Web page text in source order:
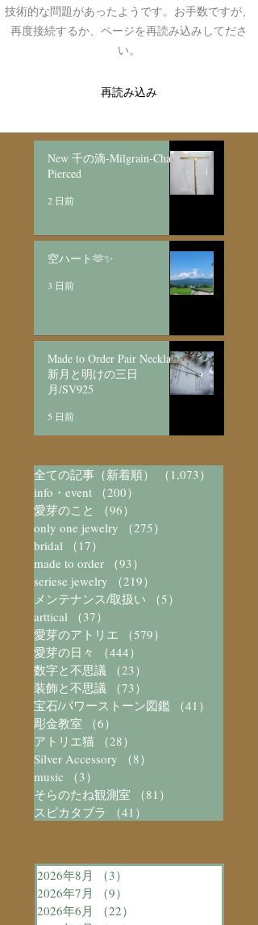
技術的な問題があったようです。お手数ですが、
再度接続するか、ページを再読み込みしてださ
い。
再読み込み
New 千の滴-Milgrain-Chain
Pierced
2 日前
空ハート🫶✨
3 日前
Made to Order Pair Necklace
新月と明けの三日
月/SV925
5 日前
全ての記事（新着順） （1,073）
info・event
（200）
愛芽のこと
（96）
only one jewelry
（275）
bridal
（17）
made to order
（93）
seriese jewelry
（219）
メンテナンス/取扱い
（5）
arttical
（37）
愛芽のアトリエ
（579）
愛芽の日々
（444）
数字と不思議
（23）
装飾と不思議
（73）
宝石/パワーストーン図鑑
（41）
彫金教室
（6）
アトリエ猫
（28）
Silver Accessory
（8）
music
（3）
そらのたね観測室
（81）
スピカタブラ
（41）
2026年8月 （3）
2026年7月
（9）
2026年6月
（22）